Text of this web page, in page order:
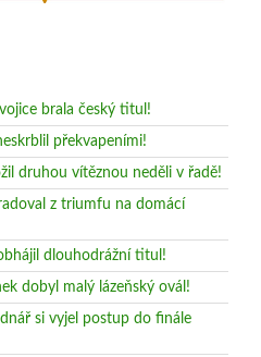
brala český titul!
překvapeními!
druhou vítěznou neděli v řadě!
z triumfu na domácí
dlouhodrážní titul!
dobyl malý lázeňský ovál!
si vyjel postup do finále